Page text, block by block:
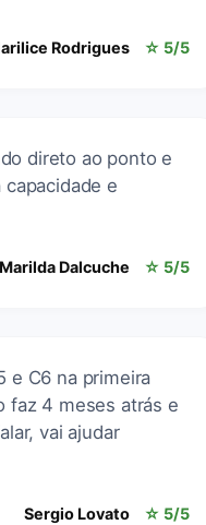
Rodrigues ☆ 5/5
direto ao ponto e
e
Marilda Dalcuche ☆ 5/5
e C6 na primeira
faz 4 meses atrás e
vai ajudar
Sergio Lovato ☆ 5/5